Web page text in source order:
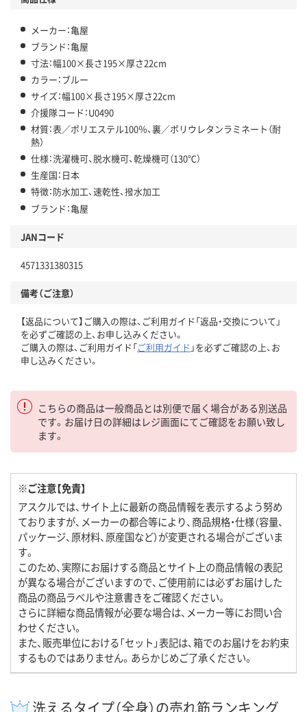
メーカー：亀屋
ブランド：亀屋
寸法：幅100×長さ195×厚さ22cm
カラー：ブルー
サイズ：幅100×長さ195×厚さ22cm
介援隊コード：U0490
材質：表／ポリエステル100％、裏／ポリウレタンラミネート（耐
熱）
仕様：洗濯機可、脱水機可、乾燥機可（130℃）
生産国：日本
特徴：防水加工、速乾性、撥水加工
ブランド：亀屋
JANコード
4571331380315
備考（ご注意）
【返品について】ご購入の際は、ご利用ガイド「返品・交換について」
を必ずご確認の上、お申し込みください。
ご購入の際は、ご利用ガイド「ご利用ガイド 」を必ずご確認の上、お
申し込みください。
こちらの商品は一般商品とは別便で届く場合がある別送品
です。お届け日の詳細はレジ画面にてご確認をお願い致し
ます。
※ご注意【免責】
アスクルでは、サイト上に最新の商品情報を表示するよう努め
ておりますが、メーカーの都合等により、商品規格・仕様（容量、
パッケージ、原材料、原産国など）が変更される場合がございま
す。
このため、実際にお届けする商品とサイト上の商品情報の表記
が異なる場合がございますので、ご使用前には必ずお届けした
商品の商品ラベルや注意書きをご確認ください。
さらに詳細な商品情報が必要な場合は、メーカー等にお問い合
わせください。
また、販売単位における「セット」表記は、箱でのお届けをお約束
するものではありません。あらかじめご了承ください。
洗えるタイプ（全身）の売れ筋ランキング